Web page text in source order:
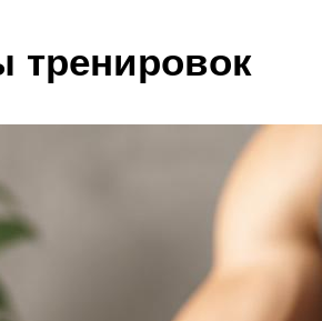
тренировок